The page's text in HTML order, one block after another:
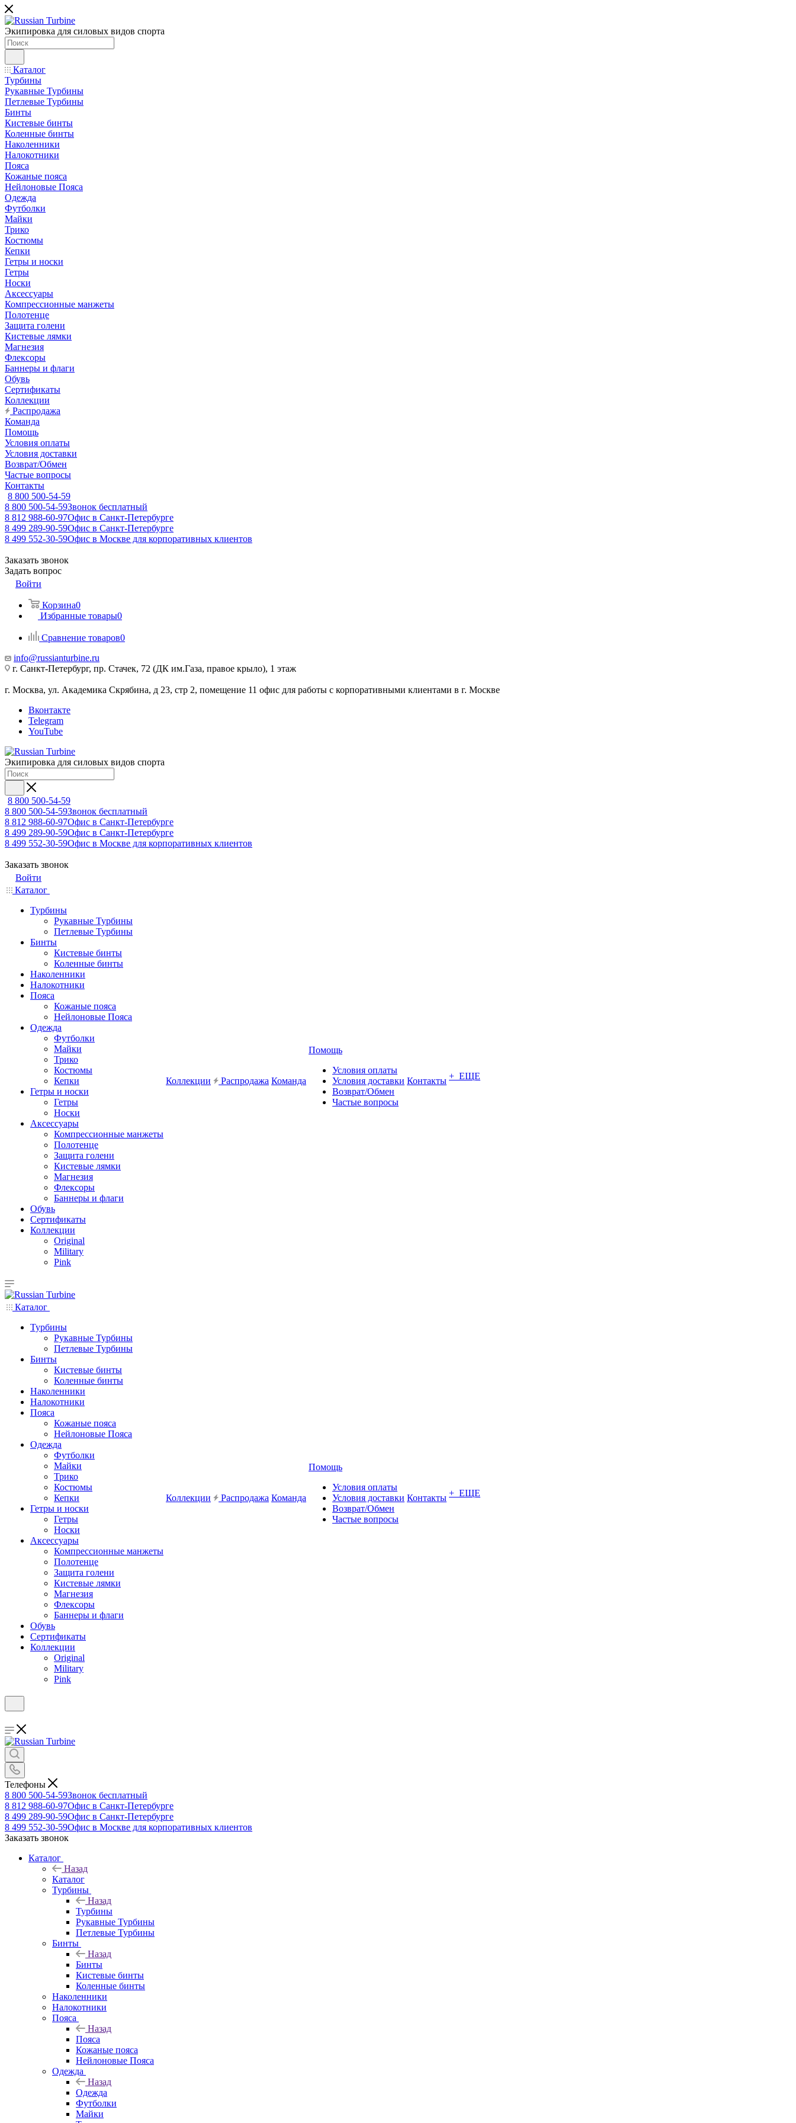
Экипировка для силовых видов спорта
Каталог
Турбины
Рукавные Турбины
Петлевые Турбины
Бинты
Кистевые бинты
Коленные бинты
Наколенники
Налокотники
Пояса
Кожаные пояса
Нейлоновые Пояса
Одежда
Футболки
Майки
Трико
Костюмы
Кепки
Гетры и носки
Гетры
Носки
Аксессуары
Компрессионные манжеты
Полотенце
Защита голени
Кистевые лямки
Магнезия
Флексоры
Баннеры и флаги
Обувь
Сертификаты
Коллекции
Распродажа
Команда
Помощь
Условия оплаты
Условия доставки
Возврат/Обмен
Частые вопросы
Контакты
8 800 500-54-59
8 800 500-54-59Звонок бесплатный
8 812 988-60-97Офис в Санкт-Петербурге
8 499 289-90-59Офис в Санкт-Петербурге
8 499 552-30-59Офис в Москве для корпоративных клиентов
Заказать звонок
Задать вопрос
Войти
Корзина0
Избранные товары0
Сравнение товаров0
info@russianturbine.ru
г. Санкт-Петербург, пр. Стачек, 72 (ДК им.Газа, правое крыло), 1 этаж
г. Москва, ул. Академика Скрябина, д 23, стр 2, помещение 11 офис для работы с корпоративными клиентами в г. Москве
Вконтакте
Telegram
YouTube
Экипировка для силовых видов спорта
8 800 500-54-59
8 800 500-54-59Звонок бесплатный
8 812 988-60-97Офис в Санкт-Петербурге
8 499 289-90-59Офис в Санкт-Петербурге
8 499 552-30-59Офис в Москве для корпоративных клиентов
Заказать звонок
Войти
Каталог
Турбины
Рукавные Турбины
Петлевые Турбины
Бинты
Кистевые бинты
Коленные бинты
Наколенники
Налокотники
Пояса
Кожаные пояса
Нейлоновые Пояса
Одежда
Футболки
Майки
Трико
Костюмы
Кепки
Гетры и носки
Гетры
Носки
Аксессуары
Компрессионные манжеты
Полотенце
Защита голени
Кистевые лямки
Магнезия
Флексоры
Баннеры и флаги
Обувь
Сертификаты
Коллекции
Original
Military
Pink
Коллекции Распродажа Команда
Помощь
Условия оплаты
Условия доставки
Возврат/Обмен
Частые вопросы
Контакты + ЕЩЕ
Каталог
Турбины
Рукавные Турбины
Петлевые Турбины
Бинты
Кистевые бинты
Коленные бинты
Наколенники
Налокотники
Пояса
Кожаные пояса
Нейлоновые Пояса
Одежда
Футболки
Майки
Трико
Костюмы
Кепки
Гетры и носки
Гетры
Носки
Аксессуары
Компрессионные манжеты
Полотенце
Защита голени
Кистевые лямки
Магнезия
Флексоры
Баннеры и флаги
Обувь
Сертификаты
Коллекции
Original
Military
Pink
Коллекции Распродажа Команда
Помощь
Условия оплаты
Условия доставки
Возврат/Обмен
Частые вопросы
Контакты + ЕЩЕ
Телефоны
8 800 500-54-59Звонок бесплатный
8 812 988-60-97Офис в Санкт-Петербурге
8 499 289-90-59Офис в Санкт-Петербурге
8 499 552-30-59Офис в Москве для корпоративных клиентов
Заказать звонок
Каталог
Назад
Каталог
Турбины
Назад
Турбины
Рукавные Турбины
Петлевые Турбины
Бинты
Назад
Бинты
Кистевые бинты
Коленные бинты
Наколенники
Налокотники
Пояса
Назад
Пояса
Кожаные пояса
Нейлоновые Пояса
Одежда
Назад
Одежда
Футболки
Майки